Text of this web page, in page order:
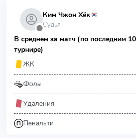
⬤
Ким Чжон Хёк
Судья
В среднем за матч (по последним
турнире)
ЖК
Фолы
Удаления
Пенальти